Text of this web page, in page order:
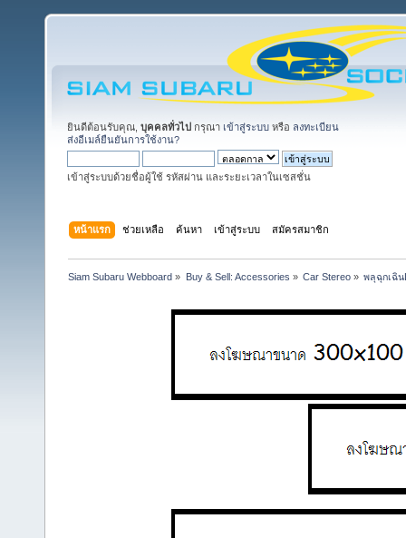
ยินดีต้อนรับคุณ, บุคคลทั่วไป กรุณา เข้าสู่ระบบ หรือ ลงทะเบียน
ส่งอีเมล์ยืนยันการใช้งาน?
เข้าสู่ระบบด้วยชื่อผู้ใช้ รหัสผ่าน และระยะเวลาในเซสชั่น
หน้าแรก ช่วยเหลือ ค้นหา เข้าสู่ระบบ สมัครสมาชิก
Siam Subaru Webboard » Buy & Sell: Accessories » Car Stereo» พลุฉุกเฉิ